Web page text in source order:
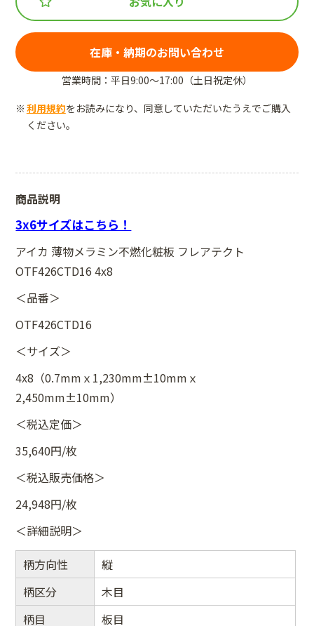
在庫・納期のお問い合わせ
営業時間：平日9:00～17:00（土日祝定休）
利用規約をお読みになり、同意していただいたうえでご購入
ください。
商品説明
3x6サイズはこちら！
アイカ 薄物メラミン不燃化粧板 フレアテクト
OTF426CTD16 4x8
＜品番＞
OTF426CTD16
＜サイズ＞
4x8（0.7mmｘ1,230mm±10mmｘ
2,450mm±10mm）
＜税込定価＞
35,640円/枚
＜税込販売価格＞
24,948円/枚
＜詳細説明＞
柄方向性
縦
柄区分
木目
柄目
板目